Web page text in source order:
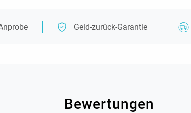
Geld-zurück-Garantie
Bewertungen